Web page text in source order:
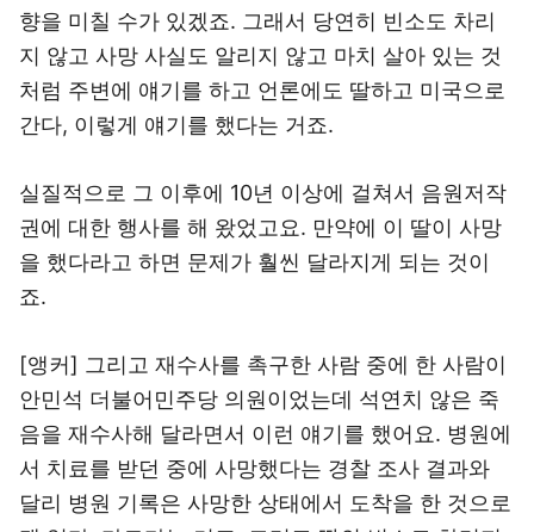
향을 미칠 수가 있겠죠. 그래서 당연히 빈소도 차리
지 않고 사망 사실도 알리지 않고 마치 살아 있는 것
처럼 주변에 얘기를 하고 언론에도 딸하고 미국으로
간다, 이렇게 얘기를 했다는 거죠.
실질적으로 그 이후에 10년 이상에 걸쳐서 음원저작
권에 대한 행사를 해 왔었고요. 만약에 이 딸이 사망
을 했다라고 하면 문제가 훨씬 달라지게 되는 것이
죠.
[앵커] 그리고 재수사를 촉구한 사람 중에 한 사람이
안민석 더불어민주당 의원이었는데 석연치 않은 죽
음을 재수사해 달라면서 이런 얘기를 했어요. 병원에
서 치료를 받던 중에 사망했다는 경찰 조사 결과와
달리 병원 기록은 사망한 상태에서 도착을 한 것으로